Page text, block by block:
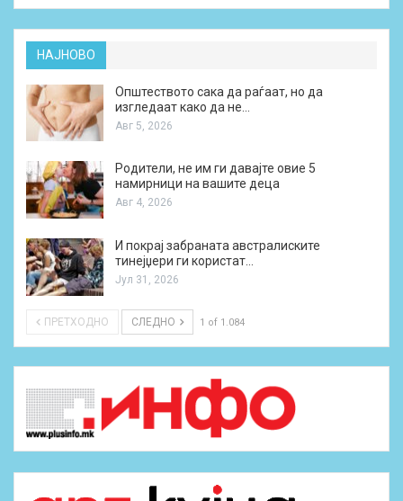
НАЈНОВО
Општеството сака да раѓаат, но да
изгледаат како да не…
Авг 5, 2026
Родители, не им ги давајте овие 5
намирници на вашите деца
Авг 4, 2026
И покрај забраната австралиските
тинејџери ги користат…
Јул 31, 2026
ПРЕТХОДНО СЛЕДНО 1 of 1.084